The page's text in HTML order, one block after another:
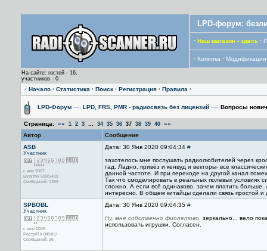
LPD-форум:
· Наш магазин - здесь ·
· Копилка · Модификации
На сайте: гостей - 16,
участников - 0
· Начало · Статистика · Поиск · Регистрация · Правила ·
LPD-Форум —› LPD, FRS, PMR - радиосвязь без лицензий —› Вопросы
Страница: «« 1 2 3 34 35 36 37 38 39 40 »»
Автор
Сообщение
ASB
Участник
с апр 2007
Бузулук 50RS409
Сообщений: 1369
Дата: 30 Янв 2020 09:04:34 #
захотелось мне послушать радиолюбителей через
гад. Ладно, привёз и кенвуд и векторы- все
данной частоте. И при переходе на другой канал
Так что смоделировать в реальных полевых условиях
сложно. А если всё одинаково, зачем платить
интересно. В общем китайцы сделали связь простой и
SPBOBL
Участник
с июн 2009
РоссиЯ KO49XU
Сообщений: 36
Дата: 30 Янв 2020 09:04:35 #
Ну, мне собственно фиолетово. зеркально... вело
использовать игрушки. Согласен.